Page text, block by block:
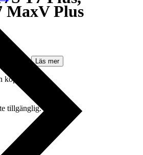
MaxV Plus
företag.
Läs mer
köp
tillgänglig.